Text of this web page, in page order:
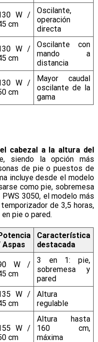
W /
cm
Oscilante,
operación
directa
W /
cm
Oscilante con
mando a
distancia
W /
cm
Mayor caudal
oscilante de la
gama
cabezal a la altura del
siendo la opción más
de pie o puestos de
incluye desde el modelo
como pie, sobremesa
3050, el modelo más
de 3,5 horas,
pie o pared.
Aspas
Característica
destacada
W /
cm
3 en 1: pie,
sobremesa y
pared
W /
cm
Altura
regulable
W /
cm
Altura hasta
160 cm,
máxima